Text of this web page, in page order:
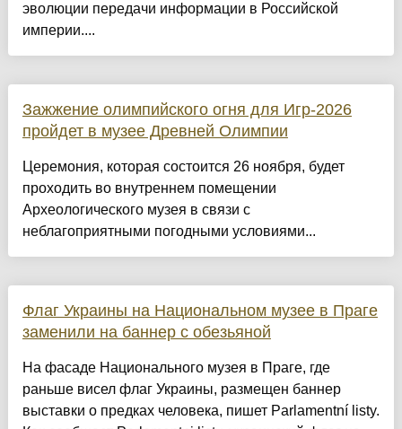
эволюции передачи информации в Российской
империи....
Зажжение олимпийского огня для Игр-2026
пройдет в музее Древней Олимпии
Церемония, которая состоится 26 ноября, будет
проходить во внутреннем помещении
Археологического музея в связи с
неблагоприятными погодными условиями...
Флаг Украины на Национальном музее в Праге
заменили на баннер с обезьяной
На фасаде Национального музея в Праге, где
раньше висел флаг Украины, размещен баннер
выставки о предках человека, пишет Parlamentní listy.